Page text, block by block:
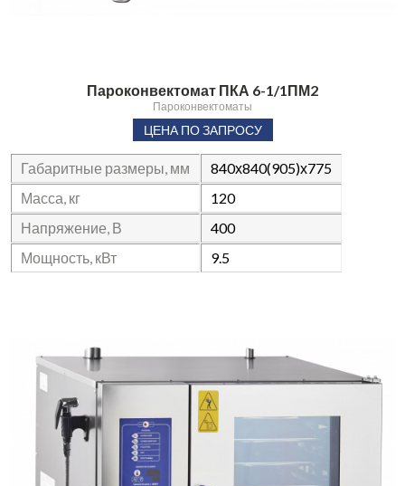
Пароконвектомат ПКА 6-1/1ПМ2
Пароконвектоматы
ЦЕНА ПО ЗАПРОСУ
Габаритные размеры, мм
840х840(905)х775
Масса, кг
120
Напряжение, В
400
Мощность, кВт
9.5